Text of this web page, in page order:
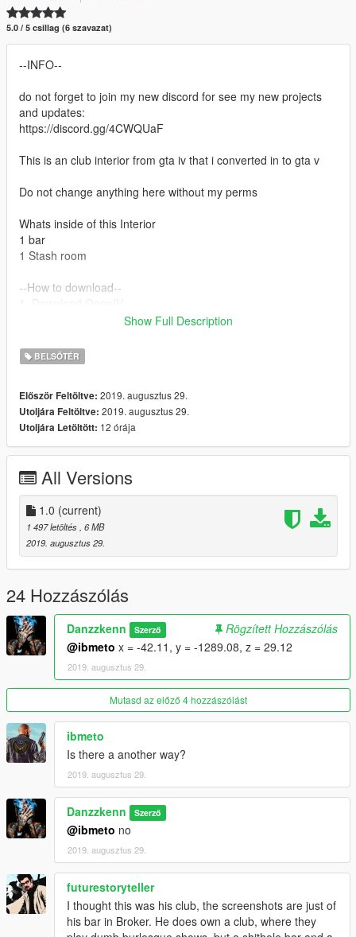
5.0 / 5 csillag (6 szavazat)
--INFO--
do not forget to join my new discord for see my new projects
and updates:
https://discord.gg/4CWQUaF
This is an club interior from gta iv that i converted in to gta v
Do not change anything here without my perms
Whats inside of this Interior
1 bar
1 Stash room
--How to download--
2. Add my files in the mod folder
x64 -> levels -> gta5 -> interiors -> dlc_hei_heist_police.rpf
INTERIOR
Show Full Description
BELSŐTÉR
Először Feltöltve: 2019. augusztus 29.
Utoljára Feltöltve: 2019. augusztus 29.
Utoljára Letöltött: 12 órája
All Versions
1.0 (current)
1 497 letöltés , 6 MB
2019. augusztus 29.
24 Hozzászólás
Danzzkenn Szerző
Rögzített Hozzászólás
@ibmeto x = -42.11, y = -1289.08, z = 29.12
2019. augusztus 29.
Mutasd az előző 4 hozzászólást
ibmeto
Is there a another way?
2019. augusztus 29.
Danzzkenn Szerző
@ibmeto no
2019. augusztus 29.
futurestoryteller
I thought this was his club, the screenshots are just of
his bar in Broker. He does own a club, where they